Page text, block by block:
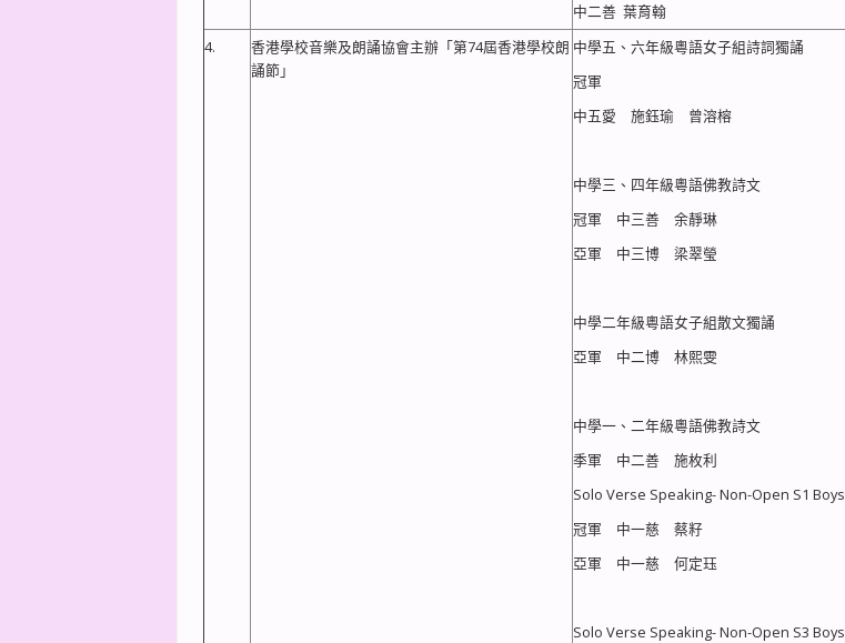
中二善 葉育翰
4.
香港學校音樂及朗誦協會主辦「第74屆香港學校朗
誦節」
中學五、六年級粵語女子組詩詞獨誦
冠軍
中五愛 施鈺瑜 曾溶榕
中學三、四年級粵語佛教詩文
冠軍 中三善 余靜琳
亞軍 中三博 梁翠瑩
中學二年級粵語女子組散文獨誦
亞軍 中二博 林熙雯
中學一、二年級粵語佛教詩文
季軍 中二善 施枚利
Solo Verse Speaking- Non-Open S1 Boys
冠軍 中一慈 蔡籽
亞軍 中一慈 何定珏
Solo Verse Speaking- Non-Open S3 Boys